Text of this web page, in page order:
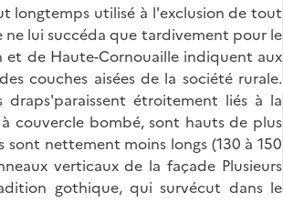
longtemps utilisé à l'exclusion de tout
ne lui succéda que tardivement pour le
et de Haute-Cornouaille indiquent aux
couches aisées de la société rurale.
étroitement liés à la
couvercle bombé, sont hauts de plus
nettement moins longs (130 à 150
verticaux de la façade Plusieurs
gothique, qui survécut dans le